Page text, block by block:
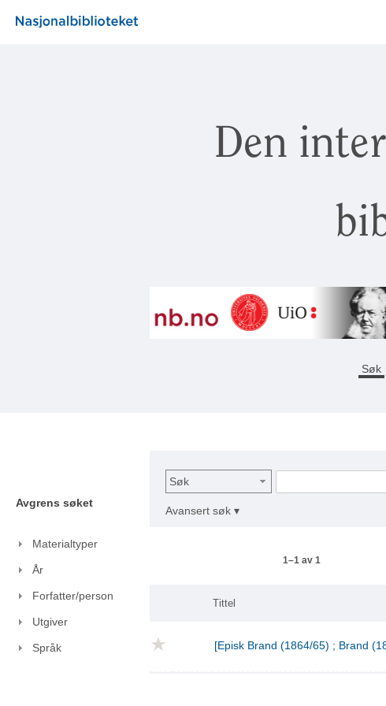
Den
Søk
Avgrens søket
Materialtyper
År
Forfatter/person
Utgiver
Språk
Søk
Avansert søk ▾
1–1 av 1
Tittel
[Episk Brand (1864/65) ; Brand